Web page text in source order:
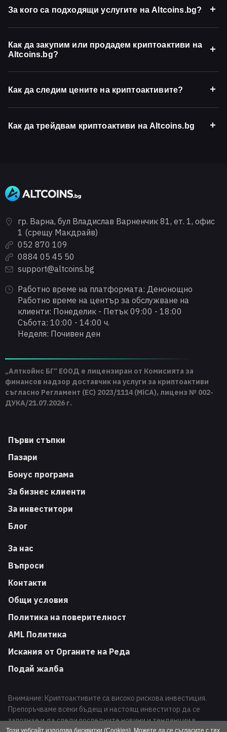
За кого са подходящи услугите на Altcoins.bg?
Как да закупим или продадем криптоактиви на
Altcoins.bg?
Как да следим цените на криптоактивите?
Как да трейдвам криптоактиви на Altcoins.bg
гр. Варна, бул Владислав Варненчик 81, ет. 1, офис
1 (срещу Макдрайв)
052 870 109
0884 05 45 50
support@altcoins.bg
Работно време на платформата: Денонощно
Работно време на център за обслужване на
клиенти: Понеделик - Петък 09:00 - 18:00
Събота: 10:00 - 14:00 ч.
Неделя: Почивен ден
„Алткойнс БГ“ ЕООД е лицензиран от Комисията за
финансов надзор доставчик на услуги за криптоактиви
съгласно Регламент (ЕС) 2023/1114 (MiCA), лиценз № 002-
ДУКА/21.07.2026 г.
Първи стъпки
Пазари
Бонус програма
За бизнес клиенти
За инвеститори
Блог
За нас
Въпроси
Контакти
Общи условия
Политика на поверителност
AML Политика
Искания от Органите на Реда
Подай жалба
Внимание: Криптоактивите са високо рискова инвестиция.
Препоръчваме всеки бъдещ и настоящ инвеститор да се
запознае и да следи последните новини и тенденции в
Този уебсайт използва бисквитки (Cookies). Можете да се съгласите с тях